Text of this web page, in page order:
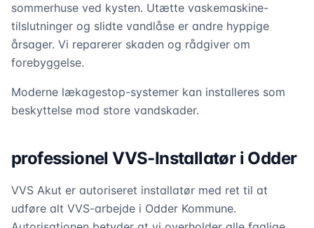
sommerhuse ved kysten. Utætte vaskemaskine-
tilslutninger og slidte vandlåse er andre hyppige
årsager. Vi reparerer skaden og rådgiver om
forebyggelse.
Moderne lækagestop-systemer kan installeres som
beskyttelse mod store vandskader.
professionel VVS-Installatør i Odder
VVS Akut er autoriseret installatør med ret til at
udføre alt VVS-arbejde i Odder Kommune.